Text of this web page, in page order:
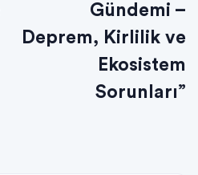
Gündemi –
Deprem, Kirlilik ve
Ekosistem
Sorunları”